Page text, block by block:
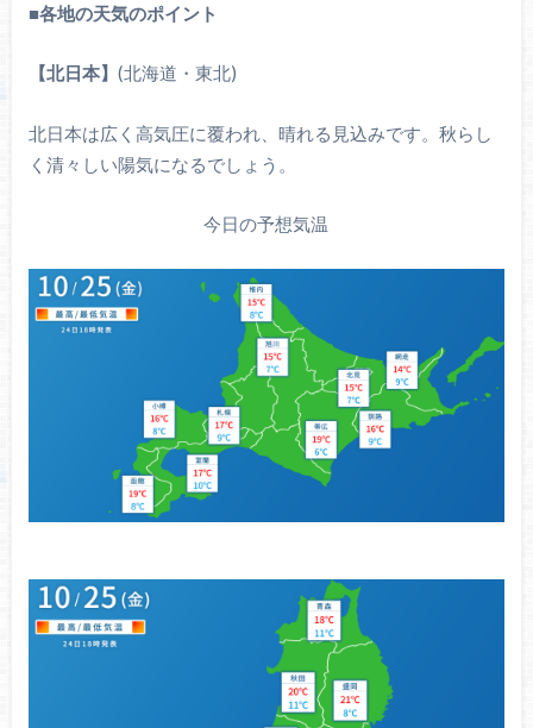
■各地の天気のポイント
【北日本】 (北海道・東北)
北日本は広く高気圧に覆われ、晴れる見込みです。秋らし
く清々しい陽気になるでしょう。
今日の予想気温